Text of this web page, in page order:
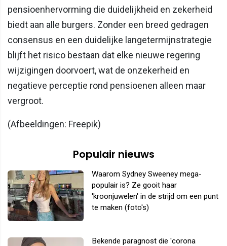
pensioenhervorming die duidelijkheid en zekerheid
biedt aan alle burgers. Zonder een breed gedragen
consensus en een duidelijke langetermijnstrategie
blijft het risico bestaan dat elke nieuwe regering
wijzigingen doorvoert, wat de onzekerheid en
negatieve perceptie rond pensioenen alleen maar
vergroot.
(Afbeeldingen: Freepik)
Populair nieuws
Waarom Sydney Sweeney mega-
populair is? Ze gooit haar
'kroonjuwelen' in de strijd om een punt
te maken (foto's)
Bekende paragnost die 'corona